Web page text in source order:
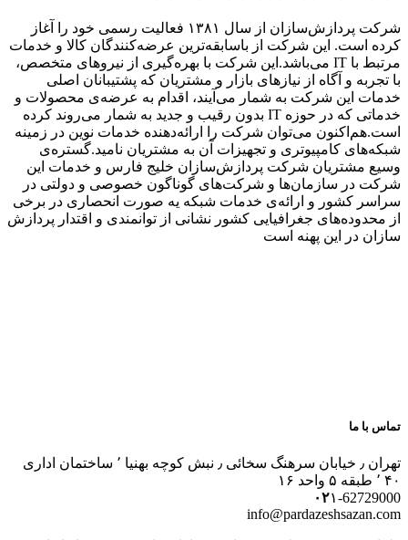
شرکت پردازش‌سازان از سال ۱۳۸۱ فعالیت رسمی خود را آغاز
کرده است. این شرکت از باسابقه‌ترین عرضه‌کنندگان کالا و خدمات
مرتبط با IT می‌باشد.این شرکت با بهره‌گیری از نیروهای متخصص،
با تجربه و آگاه از نیازهای بازار و مشتریان که پشتیبانان اصلی
خدمات این شرکت به شمار می‌آیند، اقدام به عرضه‌‌ی محصولات و
خدماتی که در حوزه IT بدون رقیب و جدید به شمار می‌روند کرده
است.هم‌اکنون می‌توان شرکت را ارائه‌دهنده خدمات نوین در زمینه
شبکه‌های کامپیوتری و تجهیزات آن به مشتریان نامید.گستره‌ی
وسیع مشتریان شرکت پردازش‌سازان خلیج فارس و خدمات این
شرکت در سازمان‌ها و شرکت‌های گوناگون خصوصی و دولتی در
سراسر کشور و ارائه‌ی خدمات شبکه یه صورت انحصاری در برخی
از محدوده‌های جغرافیایی کشور نشانی از توانمندی و اقتدار پردازش
سازان در این پهنه است
تماس با ما
تهران ٫ خیابان سرهنگ سخائی ٫ نبش کوچه بهنیا ٬ ساختمان اداری
۴۰ ٬ طبقه ۵ واحد ۱۶
۰۲۱-62729000
info@pardazeshsazan.com